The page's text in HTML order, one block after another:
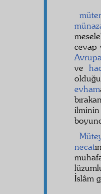
cevap
ve
evham
necat
İslâm